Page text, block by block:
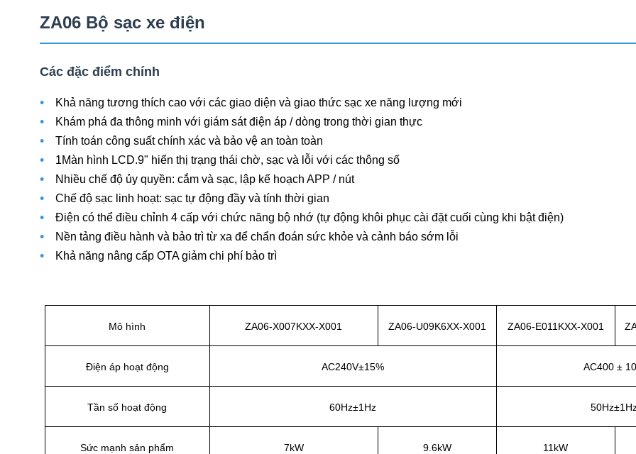
ZA06 Bộ sạc xe điện
Các đặc điểm chính
• Khả năng tương thích cao với các giao diện và giao thức sạc xe năng lượng mới
• Khám phá đa thông minh với giám sát điện áp / dòng trong thời gian thực
• Tính toán công suất chính xác và bảo vệ an toàn toàn
• 1Màn hình LCD.9" hiển thị trạng thái chờ, sạc và lỗi với các thông số
• Nhiều chế độ ủy quyền: cắm và sạc, lập kế hoạch APP / nút
• Chế độ sạc linh hoạt: sạc tự động đầy và tính thời gian
• Điện có thể điều chỉnh 4 cấp với chức năng bộ nhớ (tự động khôi phục cài đặt cuối cùng khi bật điện)
• Nền tảng điều hành và bảo trì từ xa để chẩn đoán sức khỏe và cảnh báo sớm lỗi
• Khả năng nâng cấp OTA giảm chi phí bảo trì
Mô hình ZA06-X007KXX-X001 ZA06-U09K6XX-X001 ZA06-E011KXX-X001
Điện áp hoạt động AC240V±15% AC400 ±
Tần số hoạt động 60Hz±1Hz
Sức mạnh sản phẩm 7kW 9.6kW 11kW